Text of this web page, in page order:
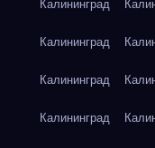
Калининград
Калининград
Калининград
Калининград